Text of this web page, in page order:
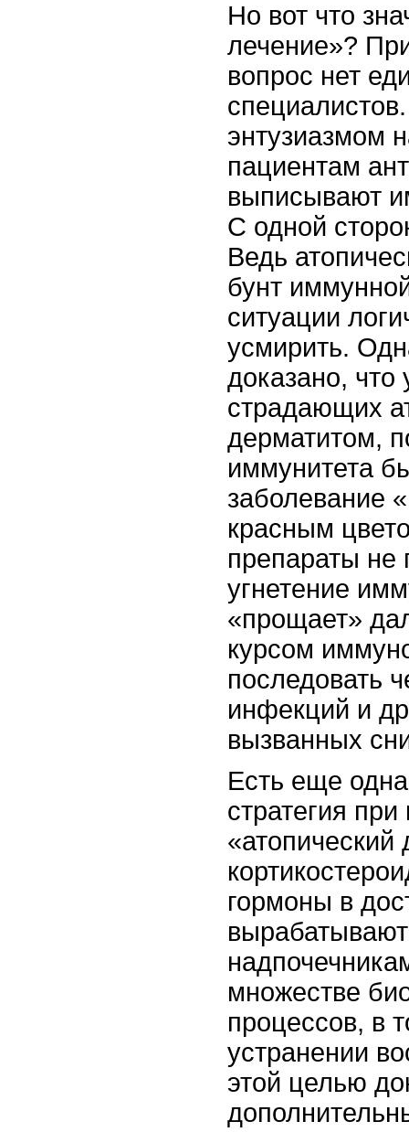
Но вот что
лечение»?
вопрос нет
энтузиазмом
пациентам
выписывают
С одной
Ведь
бунт
ситуации
усмирить.
доказано, что
страдающих
дерматитом,
иммунитета
заболевание
красным
препараты не
угнетение
«прощает»
курсом
последовать
инфекций и
вызванных
Есть еще
стратегия
«атопический
гормоны в
множестве
процессов, в
устранении
этой целью